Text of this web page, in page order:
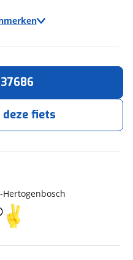
Lovens
Explorer S85+ ABS Moss
Unisex
52 cm
26 inch
Hertogenbosch
deze fiets
snel contact met je op.